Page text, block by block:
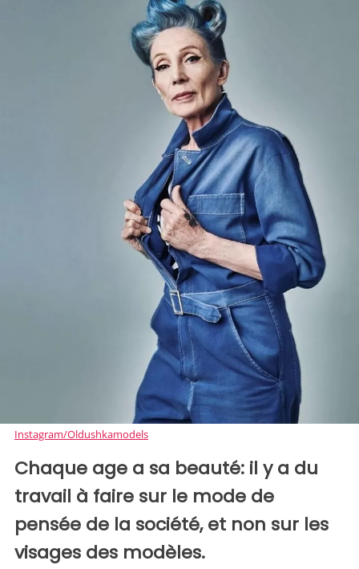
Instagram/Oldushkamodels
Chaque age a sa beauté: il y a du
travail à faire sur le mode de
pensée de la société, et non sur les
visages des modèles.